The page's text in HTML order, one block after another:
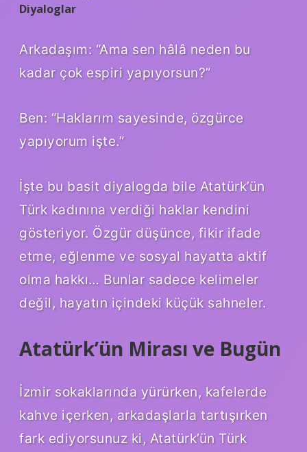
Diyaloglar
Arkadaşım: “Ama sen hâlâ neden bu
kadar çok espiri yapıyorsun?”
Ben: “Haklarım sayesinde, özgürce
yapıyorum işte.”
İşte bu basit diyalogda bile Atatürk’ün
Türk kadınına verdiği haklar kendini
gösteriyor. Özgür düşünce, fikir ifade
etme, eğlenme ve sosyal hayatta aktif
olma hakkı… Bunlar sadece kelimeler
değil, hayatın içindeki küçük sahneler.
Atatürk’ün Mirası ve Bugün
İzmir sokaklarında yürürken, kafelerde
kahve içerken, arkadaşlarla tartışırken
fark ediyorsunuz ki, Atatürk’ün Türk